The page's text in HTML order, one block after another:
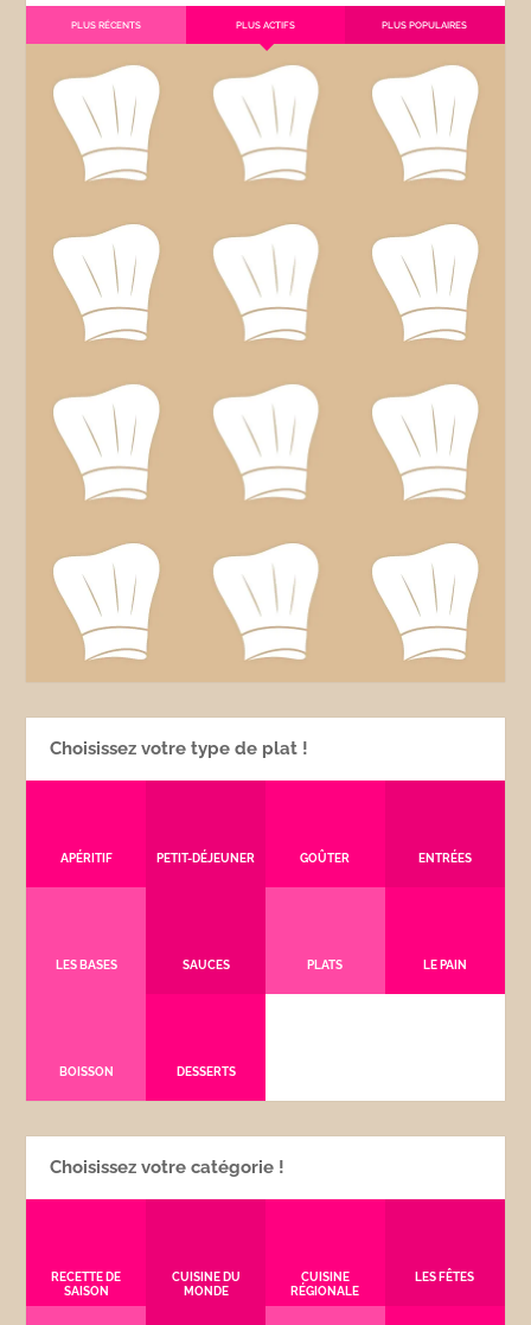
PLUS RÉCENTS PLUS ACTIFS PLUS POPULAIRES
Choisissez votre type de plat !
APÉRITIF PETIT-DÉJEUNER GOÛTER ENTRÉES
LES BASES SAUCES PLATS LE PAIN
BOISSON DESSERTS
Choisissez votre catégorie !
RECETTE DE
SAISON
CUISINE DU
MONDE
CUISINE
RÉGIONALE
LES FÊTES